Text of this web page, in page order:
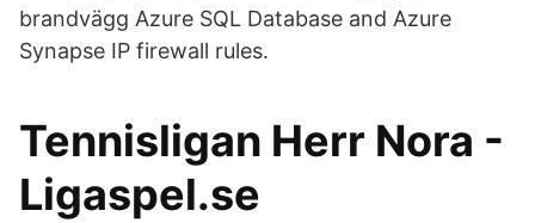
brandvägg Azure SQL Database and Azure
Synapse IP firewall rules.
Tennisligan Herr Nora -
Ligaspel.se